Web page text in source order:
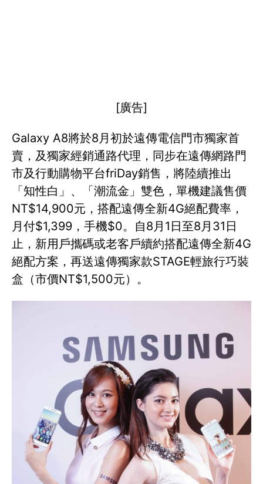
[廣告]
Galaxy A8將於8月初於遠傳電信門市獨家首
賣，及獨家經銷通路代理，同步在遠傳網路門
市及行動購物平台friDay銷售，將陸續推出
「知性白」、「潮流金」雙色，單機建議售價
NT$14,900元，搭配遠傳全新4G絕配費率，
月付$1,399，手機$0。自8月1日至8月31日
止，新用戶攜碼或老客戶續約搭配遠傳全新4G
絕配方案，再送遠傳獨家款STAGE輕旅行巧裝
盒（市價NT$1,500元）。